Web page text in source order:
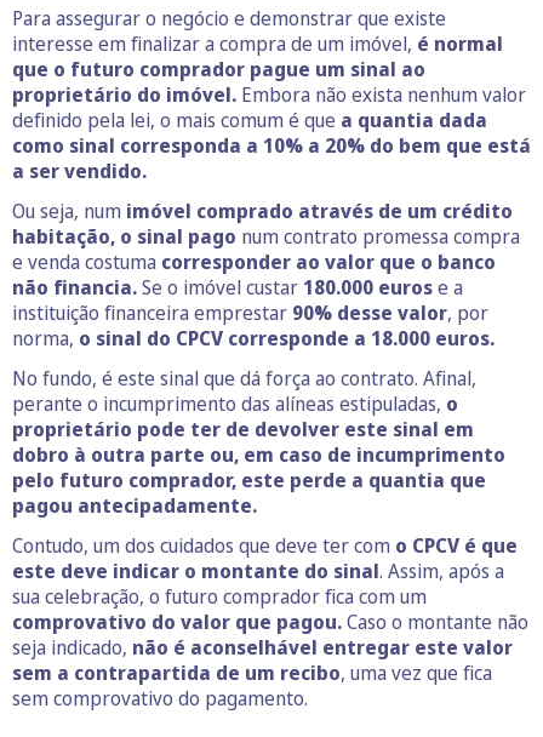
Para assegurar o negócio e demonstrar que existe
interesse em finalizar a compra de um imóvel, é normal
que o futuro comprador pague um sinal ao
proprietário do imóvel. Embora não exista nenhum valor
definido pela lei, o mais comum é que a quantia dada
como sinal corresponda a 10% a 20% do bem que está
a ser vendido.
Ou seja, num imóvel comprado através de um crédito
habitação, o sinal pago num contrato promessa compra
e venda costuma corresponder ao valor que o banco
não financia.Se o imóvel custar 180.000 eurose a
instituição financeira emprestar 90% desse valor, por
norma, o sinal do CPCV corresponde a 18.000 euros.
No fundo, é este sinal que dá força ao contrato. Afinal,
perante o incumprimento das alíneas estipuladas, o
proprietário pode ter de devolver este sinal em
dobro à outra parte ou, em caso de incumprimento
pelo futuro comprador, este perde a quantia que
pagou antecipadamente.
Contudo, um dos cuidados que deve ter com o CPCV é que
este deve indicar o montante do sinal. Assim, após a
sua celebração, o futuro comprador fica com um
comprovativo do valor que pagou.Caso o montante não
seja indicado, não é aconselhável entregar este valor
sem a contrapartida de um recibo, uma vez que fica
sem comprovativo do pagamento.